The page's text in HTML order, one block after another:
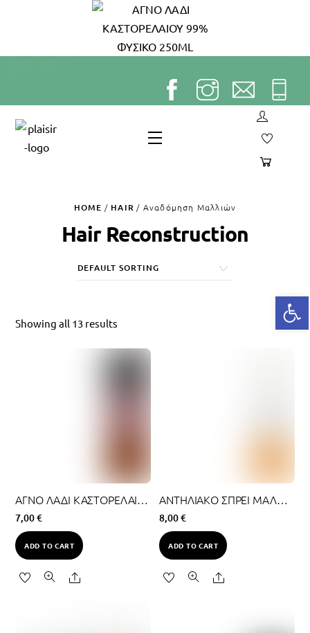
Menu
HOME / HAIR / Αναδόμηση Μαλλιών
Hair Reconstruction
Showing all 13 results
ΑΓΝΟ ΛΑΔΙ ΚΑΣΤΟΡΕΛΑΙΟΥ 99% ΦΥΣΙΚΟ 250ML
7,00€
ADD TO CART
Share
ΑΝΤΗΛΙΑΚΟ ΣΠΡΕΙ ΜΑΛΛΙΩΝ 300ML
8,00€
ADD TO CART
Share